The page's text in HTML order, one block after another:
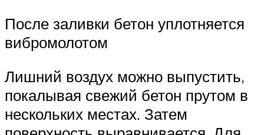
После заливки бетон уплотняется
вибромолотом
Лишний воздух можно выпустить,
покалывая свежий бетон прутом в
нескольких местах. Затем